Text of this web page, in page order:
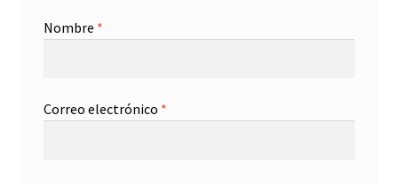
Nombre *
Correo electrónico *